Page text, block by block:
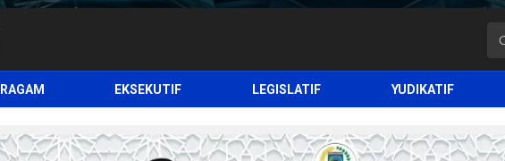
RAGAM EKSEKUTIF LEGISLATIF YUDIKATIF